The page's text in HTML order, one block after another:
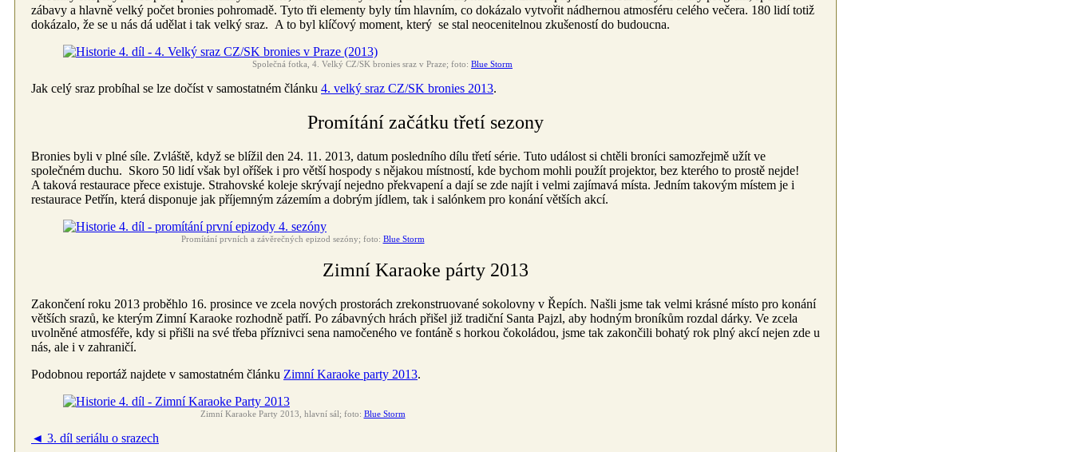
zábavy a hlavně velký počet bronies pohromadě. Tyto tři elementy byly tím hlavním, co dokázalo vytvořit nádhernou atmosféru celého večera. 180 lidí totiž
dokázalo, že se u nás dá udělat i tak velký sraz. A to byl klíčový moment, který se stal neocenitelnou zkušeností do budoucna.
Společná fotka, 4. Velký CZ/SK bronies sraz v Praze; foto: Blue Storm
Jak celý sraz probíhal se lze dočíst v samostatném článku 4. velký sraz CZ/SK bronies 2013.
Promítání začátku třetí sezony
Bronies byli v plné síle. Zvláště, když se blížil den 24. 11. 2013, datum posledního dílu třetí série. Tuto událost si chtěli broníci samozřejmě užít ve
společném duchu. Skoro 50 lidí však byl oříšek i pro větší hospody s nějakou místností, kde bychom mohli použít projektor, bez kterého to prostě nejde!
A taková restaurace přece existuje. Strahovské koleje skrývají nejedno překvapení a dají se zde najít i velmi zajímavá místa. Jedním takovým místem je i
restaurace Petřín, která disponuje jak příjemným zázemím a dobrým jídlem, tak i salónkem pro konání větších akcí.
Promítání prvních a závěrečných epizod sezóny; foto: Blue Storm
Zimní Karaoke párty 2013
Zakončení roku 2013 proběhlo 16. prosince ve zcela nových prostorách zrekonstruované sokolovny v Řepích. Našli jsme tak velmi krásné místo pro konání
větších srazů, ke kterým Zimní Karaoke rozhodně patří. Po zábavných hrách přišel již tradiční Santa Pajzl, aby hodným broníkům rozdal dárky. Ve zcela
uvolněné atmosféře, kdy si přišli na své třeba příznivci sena namočeného ve fontáně s horkou čokoládou, jsme tak zakončili bohatý rok plný akcí nejen zde u
nás, ale i v zahraničí.
Podobnou reportáž najdete v samostatném článku Zimní Karaoke party 2013.
Zimní Karaoke Party 2013, hlavní sál; foto: Blue Storm
◄ 3. díl seriálu o srazech